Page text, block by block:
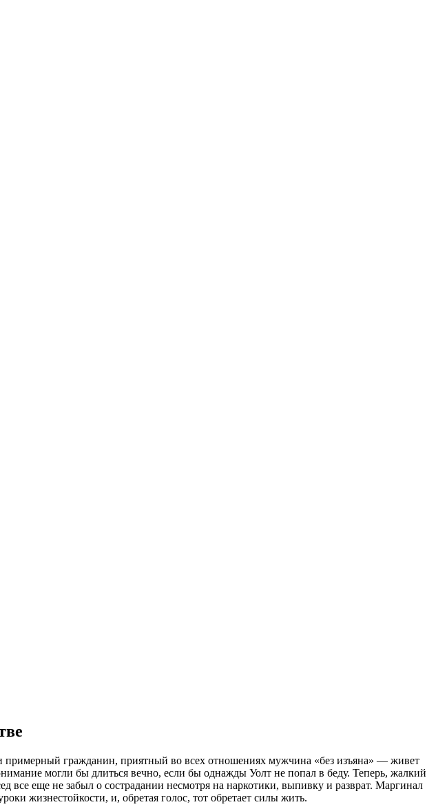
гражданин, приятный во всех отношениях мужчина «без изъяна» — живет
могли бы длиться вечно, если бы однажды Уолт не попал в беду. Теперь, жалкий
все еще не забыл о сострадании несмотря на наркотики, выпивку и разврат. Маргинал
жизнестойкости, и, обретая голос, тот обретает силы жить.